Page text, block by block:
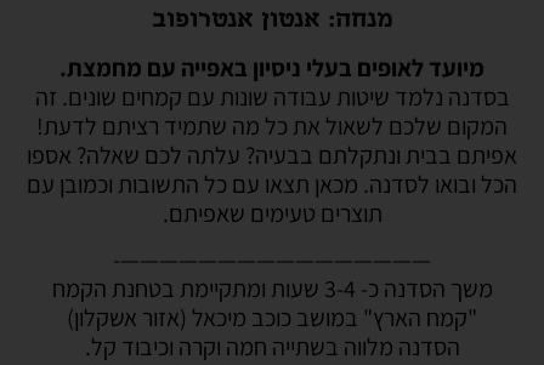
מנחה: אנטון אנטרופוב
מיועד לאופים בעלי ניסיון באפייה עם מחמצת.
בסדנה נלמד שיטות עבודה שונות עם קמחים שונים. זה
המקום שלכם לשאול את כל מה שתמיד רציתם לדעת!
אפיתם בבית ונתקלתם בבעיה? עלתה לכם שאלה? אספו
הכל ובואו לסדנה. מכאן תצאו עם כל התשובות וכמובן עם
תוצרים טעימים שאפיתם.
————————————————-
משך הסדנה כ- 3-4 שעות ומתקיימת בטחנת הקמח
"קמח הארץ" במושב כוכב מיכאל (אזור אשקלון)
הסדנה מלווה בשתייה חמה וקרה וכיבוד קל.